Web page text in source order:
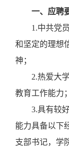
一、应聘
1.中共党
和坚定的理想
神；
2.热爱大
教育工作能力；
3.具有较
能力具备以下
支部书记，学